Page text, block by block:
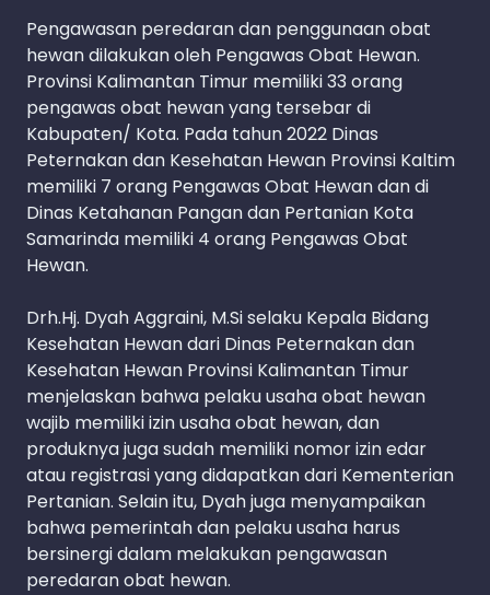
Pengawasan peredaran dan penggunaan obat
hewan dilakukan oleh Pengawas Obat Hewan.
Provinsi Kalimantan Timur memiliki 33 orang
pengawas obat hewan yang tersebar di
Kabupaten/ Kota. Pada tahun 2022 Dinas
Peternakan dan Kesehatan Hewan Provinsi Kaltim
memiliki 7 orang Pengawas Obat Hewan dan di
Dinas Ketahanan Pangan dan Pertanian Kota
Samarinda memiliki 4 orang Pengawas Obat
Hewan.
Drh.Hj. Dyah Aggraini, M.Si selaku Kepala Bidang
Kesehatan Hewan dari Dinas Peternakan dan
Kesehatan Hewan Provinsi Kalimantan Timur
menjelaskan bahwa pelaku usaha obat hewan
wajib memiliki izin usaha obat hewan, dan
produknya juga sudah memiliki nomor izin edar
atau registrasi yang didapatkan dari Kementerian
Pertanian. Selain itu, Dyah juga menyampaikan
bahwa pemerintah dan pelaku usaha harus
bersinergi dalam melakukan pengawasan
peredaran obat hewan.